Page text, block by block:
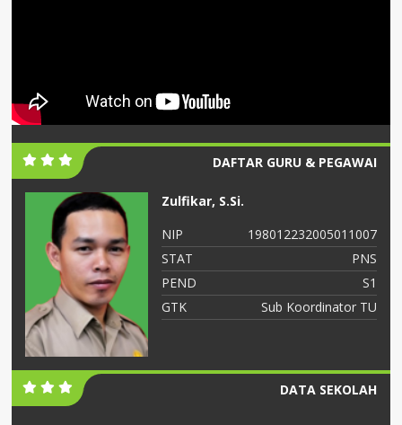
DAFTAR GURU & PEGAWAI
Zulfikar, S.Si.
NIP
198012232005011007
STAT
PNS
PEND
S1
GTK
Sub Koordinator TU
DATA SEKOLAH